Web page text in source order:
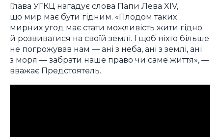
Глава УГКЦ нагадує слова Папи Лева XIV,
що мир має бути гідним. «Плодом таких
мирних угод має стати можливість жити гідно
й розвиватися на своїй землі. І щоб ніхто більше
не погрожував нам — ані з неба, ані з землі, ані
з моря — забрати наше право чи саме життя», —
вважає Предстоятель.